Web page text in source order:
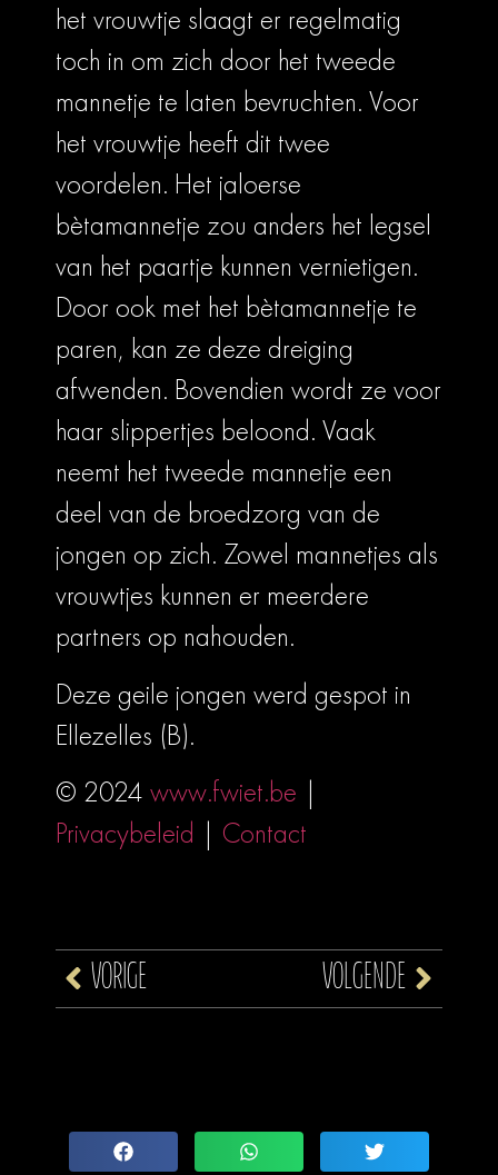
het vrouwtje slaagt er regelmatig
toch in om zich door het tweede
mannetje te laten bevruchten. Voor
het vrouwtje heeft dit twee
voordelen. Het jaloerse
bètamannetje zou anders het legsel
van het paartje kunnen vernietigen.
Door ook met het bètamannetje te
paren, kan ze deze dreiging
afwenden. Bovendien wordt ze voor
haar slippertjes beloond. Vaak
neemt het tweede mannetje een
deel van de broedzorg van de
jongen op zich. Zowel mannetjes als
vrouwtjes kunnen er meerdere
partners op nahouden.
Deze geile jongen werd gespot in
Ellezelles (B).
© 2024 www.fwiet.be |
Privacybeleid | Contact
VORIGE VOLGENDE